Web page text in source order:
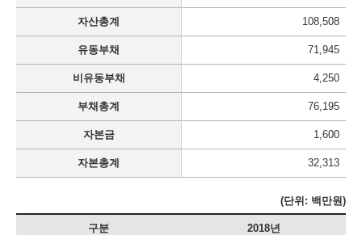
자산총계 108,508
유동부채 71,945
비유동부채 4,250
부채총계 76,195
자본금 1,600
자본총계 32,313
(단위: 백만원)
구분 2018년